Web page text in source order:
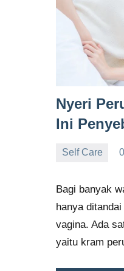
Nyeri
Ini
Self Care
Bagi banyak
hanya
vagina. Ada
yaitu kram